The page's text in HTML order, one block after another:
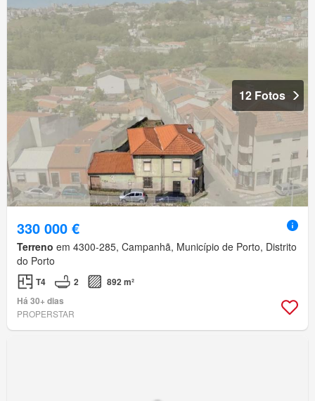
12 Fotos
330 000 €
Terreno em 4300-285, Campanhã, Município de Porto, Distrito
do Porto
T4 2
892 m²
Há 30+ dias
PROPERSTAR